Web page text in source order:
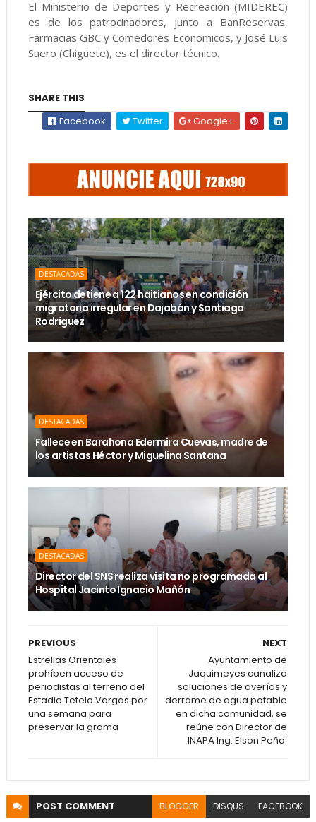
El Ministerio de Deportes y Recreación (MIDEREC)
es de los patrocinadores, junto a BanReservas,
Farmacias GBC y Comedores Economicos, y José Luis
Suero (Chigüete), es el director técnico.
SHARE THIS
Facebook
Twitter Google+
DESTACADAS
Ejército detiene a 122 haitianos en condición
migratoria irregular en Dajabón y Santiago
Rodríguez
DESTACADAS
Fallece en Barahona Edermira Cuevas, madre de
los artistas Héctor y Miguelina Santana
DESTACADAS
Director del SNS realiza visita no programada al
Hospital Jacinto Ignacio Mañón
NEXT
Ayuntamiento de
Jaquimeyes canaliza
soluciones de averías y
derrame de agua potable
en dicha comunidad, se
reúne con Director de
INAPA Ing. Elson Peña.
PREVIOUS
Estrellas Orientales
prohíben acceso de
periodistas al terreno del
Estadio Tetelo Vargas por
una semana para
preservar la grama
POST COMMENT BLOGGER DISQUS FACEBOOK